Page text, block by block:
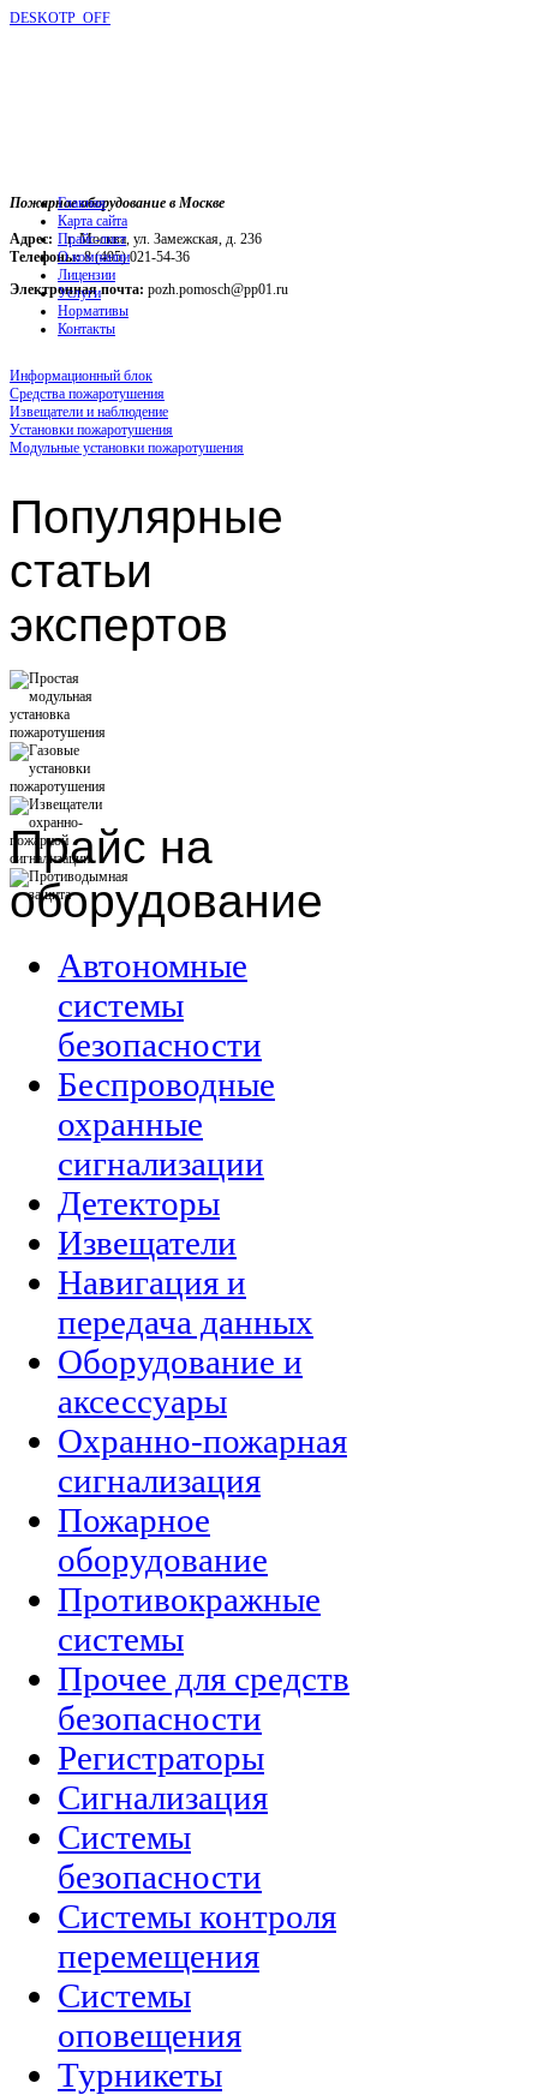
DESKOTP_OFF
Пожарное оборудование в Москве
Адрес: г. Москва, ул. Замежская, д. 236
Телефоны:8 (495) 021-54-36
Электронная почта: pozh.pomosch@pp01.ru
Главная
Карта сайта
Прайс-лист
О компании
Лицензии
Услуги
Нормативы
Контакты
Информационный блок
Средства пожаротушения
Извещатели и наблюдение
Установки пожаротушения
Модульные установки пожаротушения
Популярные
статьи
экспертов
Прайс на
оборудование
Автономные
системы
безопасности
Беспроводные
охранные
сигнализации
Детекторы
Извещатели
Навигация и
передача данных
Оборудование и
аксессуары
Охранно-пожарная
сигнализация
Пожарное
оборудование
Противокражные
системы
Прочее для средств
безопасности
Регистраторы
Сигнализация
Системы
безопасности
Системы контроля
перемещения
Системы
оповещения
Турникеты